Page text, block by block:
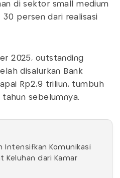
di sektor small medium
persen dari realisasi
2025, outstanding
disalurkan Bank
Rp2,9 triliun, tumbuh
sebelumnya.
Intensifkan Komunikasi
Keluhan dari Kamar